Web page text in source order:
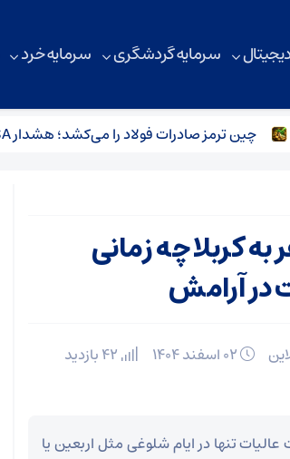
سرمایه گردشگری سرمایه خرد
چین ترمز صادرات فولاد را می‌کشد؛ هشدار CISA به فولادسازان
کربلا چه زمانی
در آرامش
عالیات تنها در ایام شلوغی مثل اربعین یا